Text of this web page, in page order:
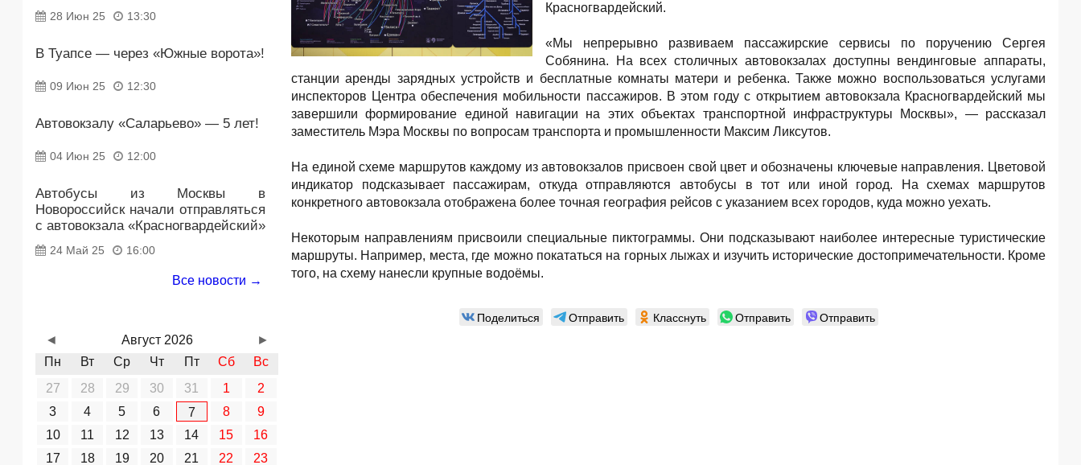
Красногвардейский.
«Мы непрерывно развиваем пассажирские сервисы по поручению Сергея
Собянина. На всех столичных автовокзалах доступны вендинговые аппараты,
станции аренды зарядных устройств и бесплатные комнаты матери и ребенка. Также можно воспользоваться услугами
инспекторов Центра обеспечения мобильности пассажиров. В этом году с открытием автовокзала Красногвардейский мы
завершили формирование единой навигации на этих объектах транспортной инфраструктуры Москвы», — рассказал
заместитель Мэра Москвы по вопросам транспорта и промышленности Максим Ликсутов.
На единой схеме маршрутов каждому из автовокзалов присвоен свой цвет и обозначены ключевые направления. Цветовой
индикатор подсказывает пассажирам, откуда отправляются автобусы в тот или иной город. На схемах маршрутов
конкретного автовокзала отображена более точная география рейсов с указанием всех городов, куда можно уехать.
Некоторым направлениям присвоили специальные пиктограммы. Они подсказывают наиболее интересные туристические
маршруты. Например, места, где можно покататься на горных лыжах и изучить исторические достопримечательности. Кроме
того, на схему нанесли крупные водоёмы.
Поделиться Отправить Класснуть Отправить Отправить
28 Июн 25 13:30
В Туапсе — через «Южные ворота»!
09 Июн 25 12:30
Автовокзалу «Саларьево» — 5 лет!
04 Июн 25 12:00
Автобусы из Москвы в
Новороссийск начали отправляться
с автовокзала «Красногвардейский»
24 Май 25 16:00
Все новости →
Август 2026
Пн
Вт Ср Чт Пт Сб
Вс
27
28 29 30 31 1
2
3
4 5 6 7 8
9
10
11 12 13 14 15
16
17
18 19 20 21 22 23
◄ ►